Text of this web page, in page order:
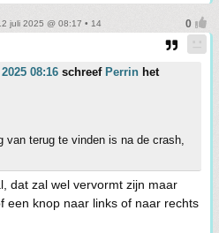
juli 2025 @ 08:17 • 14
08:16 schreef Perrin het
van terug te vinden is na de crash,
dat zal wel vervormt zijn maar
een knop naar links of naar rechts